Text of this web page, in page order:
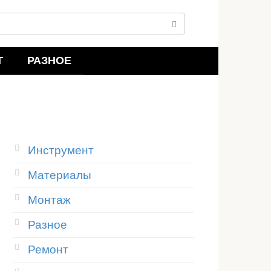
РАЗНОЕ
Инструмент
Материалы
Монтаж
Разное
Ремонт